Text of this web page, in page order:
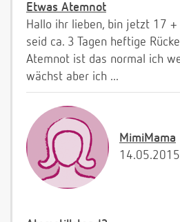
Etwas Atemnot
Hallo ihr lieben, bin jetzt 17 +
seid ca. 3 Tagen heftige
Atemnot ist das normal ich
wächst aber ich ...
MimiMama